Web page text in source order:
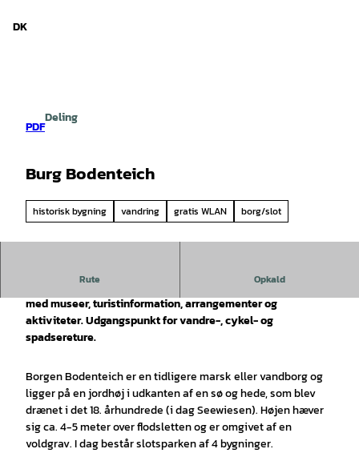
DK
PDF
Deling
Burg Bodenteich
historisk bygning vandring gratis WLAN borg/slot
Rute Opkald
Historisk center i Bad Bodenteich i den idylliske bymidte
med museer, turistinformation, arrangementer og
aktiviteter. Udgangspunkt for vandre-, cykel- og
spadsereture.
Borgen Bodenteich er en tidligere marsk eller vandborg og
ligger på en jordhøj i udkanten af en sø og hede, som blev
drænet i det 18. århundrede (i dag Seewiesen). Højen hæver
sig ca. 4-5 meter over flodsletten og er omgivet af en
voldgrav. I dag består slotsparken af 4 bygninger.